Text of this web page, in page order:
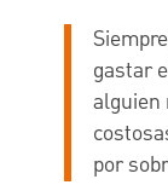
gastar
alguien
por